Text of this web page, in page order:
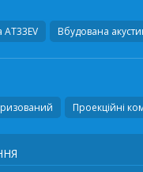
Вбудована
Проекційні